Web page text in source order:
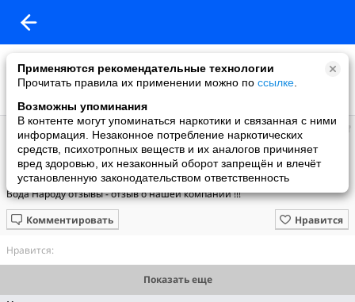
Применяются рекомендательные технологии
Прочитать правила их применении можно по ссылке
Возможны упоминания
В контенте могут упоминаться наркотики и связанная с ними
информация. Незаконное потребление наркотических
средств, психотропных веществ и их аналогов причиняет
вред здоровью, их незаконный оборот запрещён и влечёт
установленную законодательством ответственность
Вода
добавил видео
30.05.2020
Вода Народу отзывы - отзыв о нашей компании !!!
Вода Народу отзывы - отзыв о нашей компании !!!
Нравится
Комментировать
Нравится:
Показать еще